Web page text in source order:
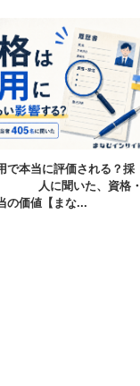
で本当に評価される？採
人に聞いた、資格・
の価値【まな...